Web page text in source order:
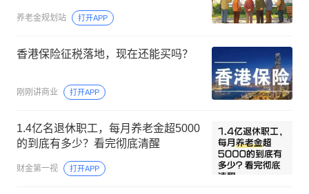
养老金规划站 打开APP
香港保险征税落地，现在还能买吗？
刚刚讲商业 打开APP
1.4亿名退休职工，每月养老金超5000
的到底有多少？看完彻底清醒
财金第一视 打开APP